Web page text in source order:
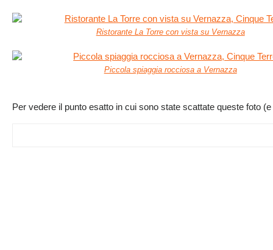
Ristorante La Torre con vista su Vernazza
Piccola spiaggia rocciosa a Vernazza
Per vedere il punto esatto in cui sono state scattate queste foto